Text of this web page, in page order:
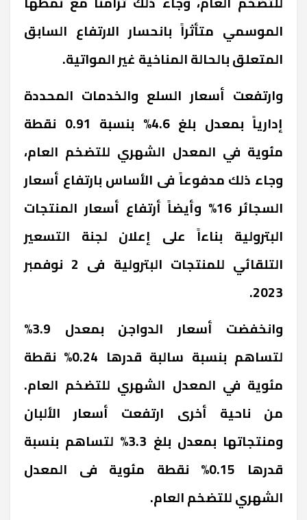
الموسمي متأثراً بانحسار الارتفاع السابق
المتعلق بالحالة المناخية غير المواتية.
وارتفعت أسعار السلع والخدمات المحددة
إدارياً بمعدل بلغ 4.6% بنسبة 0.91 نقطة
مئوية في المعدل الشهري للتضخم العام،
وجاء ذلك مدفوعاً فى الأساس بارتفاع أسعار
السجائر 16% وأيضاً أرتفاع أسعار المنتجات
البترولية بناءاً على إعلان لجنة التسعير
التلقائي للمنتجات البترولية فى 2 نوفمبر
2023.
وانخفضت أسعار الدواجن بمعدل 3.9%
لتساهم بنسبة سالبة قدرها 0.24% نقطة
مئوية في المعدل الشهري للتضخم العام.
من ناحية أخرى ارتفعت أسعار الألبان
ومنتجاتها بمعدل بلغ 3.3% لتساهم بنسبة
قدرها 0.15% نقطة مئوية فى المعدل
الشهري للتضخم العام.